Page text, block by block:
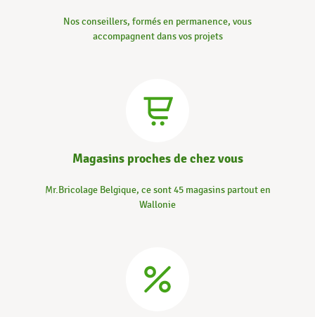
Nos conseillers, formés en permanence, vous
accompagnent dans vos projets
Magasins proches de chez vous
Mr.Bricolage Belgique, ce sont 45 magasins partout en
Wallonie